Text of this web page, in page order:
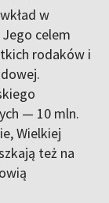
w
celem
rodaków i
— 10 mln.
Wielkiej
też na